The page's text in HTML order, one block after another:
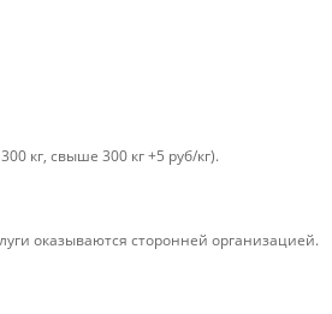
кг, свыше 300 кг +5 руб/кг).
оказываются сторонней организацией.